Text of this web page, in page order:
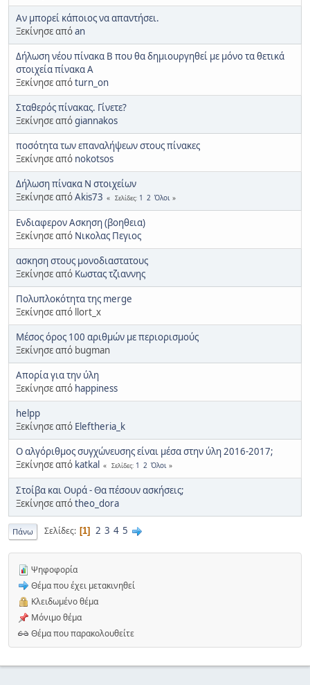
Αν μπορεί κάποιος να απαντήσει.
Ξεκίνησε απόan
Δήλωση νέου πίνακα Β που θα δημιουργηθεί με μόνο τα θετικά
στοιχεία πίνακα Α
Ξεκίνησε απόturn_on
Σταθερός πίνακας. Γίνετε?
Ξεκίνησε απόgiannakos
ποσότητα των επαναλήψεων στους πίνακες
Ξεκίνησε από nokotsos
Δήλωση πίνακα Ν στοιχείων
Ξεκίνησε απόAkis73 Σελίδες 1 2 Όλοι
Ενδιαφερον Ασκηση (βοηθεια)
Ξεκίνησε από Νικολας Πεγιος
ασκηση στους μονοδιαστατους
Ξεκίνησε από Κωστας τζιαννης
Πολυπλοκότητα της merge
Ξεκίνησε από llort_x
Μέσος όρος 100 αριθμών με περιορισμούς
Ξεκίνησε από bugman
Απορία για την ύλη
Ξεκίνησε από happiness
helpp
Ξεκίνησε από Eleftheria_k
Ο αλγόριθμος συγχώνευσης είναι μέσα στην ύλη 2016-2017;
Ξεκίνησε από katkal Σελίδες 1 2 Όλοι
Στοίβα και Ουρά - Θα πέσουν ασκήσεις;
Ξεκίνησε απόtheo_dora
Πάνω Σελίδες 1 2 3 4 5
Ψηφοφορία
Θέμα που έχει μετακινηθεί
Κλειδωμένο θέμα
Μόνιμο θέμα
Θέμα που παρακολουθείτε